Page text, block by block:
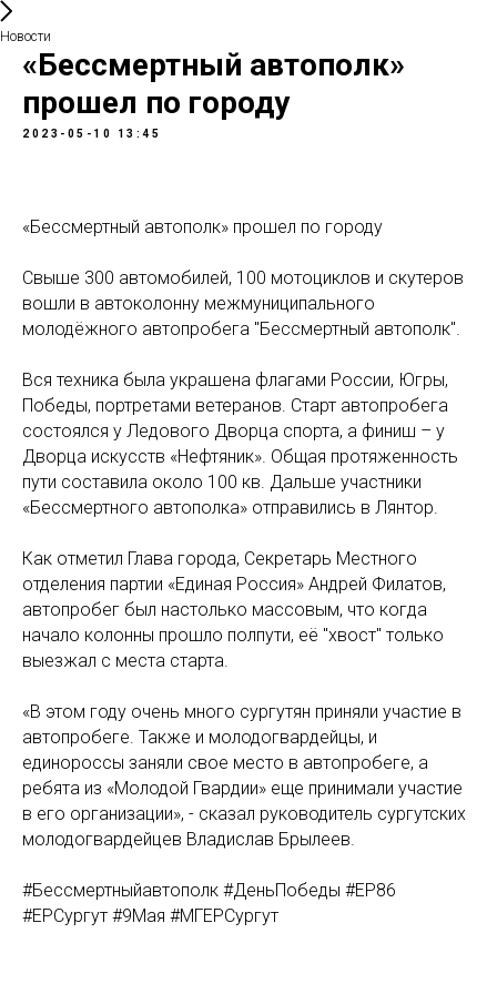
Новости
«Бессмертный автополк»
прошел по городу
2023-05-10 13:45
«Бессмертный автополк» прошел по городу
Свыше 300 автомобилей, 100 мотоциклов и скутеров
вошли в автоколонну межмуниципального
молодёжного автопробега "Бессмертный автополк".
Вся техника была украшена флагами России, Югры,
Победы, портретами ветеранов. Старт автопробега
состоялся у Ледового Дворца спорта, а финиш – у
Дворца искусств «Нефтяник». Общая протяженность
пути составила около 100 кв. Дальше участники
«Бессмертного автополка» отправились в Лянтор.
Как отметил Глава города, Секретарь Местного
отделения партии «Единая Россия» Андрей Филатов,
автопробег был настолько массовым, что когда
начало колонны прошло полпути, её "хвост" только
выезжал с места старта.
«В этом году очень много сургутян приняли участие в
автопробеге. Также и молодогвардейцы, и
единороссы заняли свое место в автопробеге, а
ребята из «Молодой Гвардии» еще принимали участие
в его организации», - сказал руководитель сургутских
молодогвардейцев Владислав Брылеев.
#Бессмертныйавтополк #ДеньПобеды #ЕР86
#ЕРСургут #9Мая #МГЕРСургут